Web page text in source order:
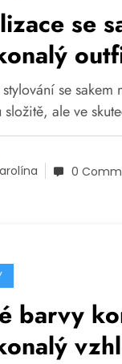
se
stylování se
složitě, ale ve
0
barvy